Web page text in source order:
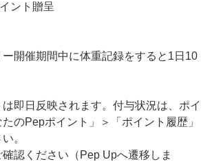
ント贈呈
開催期間中に体重記録をすると1日10
即日反映されます。付与状況は、ポイ
のPepポイント」＞「ポイント履歴」
。
確認ください（Pep Upへ遷移しま